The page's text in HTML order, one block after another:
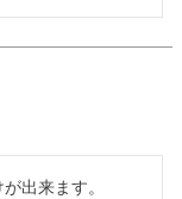
出来ます。